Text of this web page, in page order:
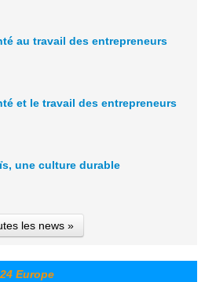
au travail des entrepreneurs
et le travail des entrepreneurs
une culture durable
les news »
Europe